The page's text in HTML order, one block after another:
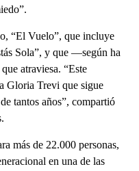
“El Vuelo”, que incluye
Sola”, y que —según ha
atraviesa. “Este
Gloria Trevi que sigue
tantos años”, compartió
más de 22.000 personas,
en una de las